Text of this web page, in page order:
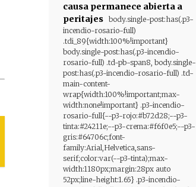
causa permanece abierta a
peritajes body.single-post:has(.p3-
incendio-rosario-full)
.tdi_89{width:100%!important}
body.single-post:has(.p3-incendio-
rosario-full) .td-pb-span8, body.single-
post:has(.p3-incendio-rosario-full) .td-
main-content-
wrap{width:100%!important;max-
width:none!important} .p3-incendio-
rosario-full{--p3-rojo:#b72d28;--p3-
tinta:#24211e;--p3-crema:#f6f0e5;--p3-
gris:#64706c;font-
family:Arial,Helvetica,sans-
serif;color:var(--p3-tinta);max-
width:1180px;margin:28px auto
52px;line-height:1.65} .p3-incendio-